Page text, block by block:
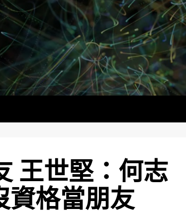
王世堅：何志
資格當朋友